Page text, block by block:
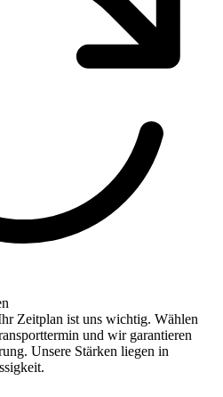
Zeitplan ist uns wichtig. Wählen
und wir garantieren
Unsere Stärken liegen in